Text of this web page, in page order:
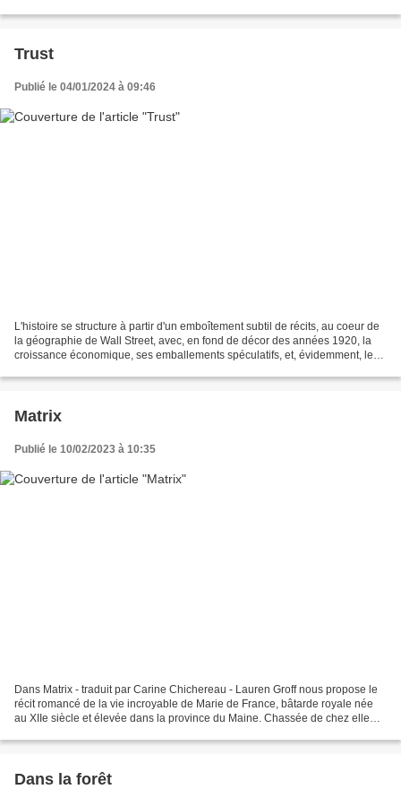
Trust
Publié le 04/01/2024 à 09:46
L'histoire se structure à partir d'un emboîtement subtil de récits, au coeur de
la géographie de Wall Street, avec, en fond de décor des années 1920, la
croissance économique, ses emballements spéculatifs, et, évidemment, le
Matrix
Publié le 10/02/2023 à 10:35
Dans Matrix - traduit par Carine Chichereau - Lauren Groff nous propose le
récit romancé de la vie incroyable de Marie de France, bâtarde royale née
au XIIe siècle et élevée dans la province du Maine. Chassée de chez elle
Dans la forêt